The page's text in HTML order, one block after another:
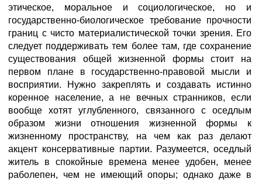
этическое, моральное и социологическое, но и
государственно-биологическое требование прочности
границ с чисто материалистической точки зрения. Его
следует поддерживать тем более там, где сохранение
существования общей жизненной формы стоит на
первом плане в государственно-правовой мысли и
восприятии. Нужно закреплять и создавать истинно
коренное население, а не вечных странников, если
вообще хотят углубленного, связанного с оседлым
образом жизни отношения жизненной формы к
жизненному пространству, на чем как раз делают
акцент консервативные партии. Разумеется, оседлый
житель в спокойные времена менее удобен, менее
раболепен, чем не имеющий опоры; однако даже в